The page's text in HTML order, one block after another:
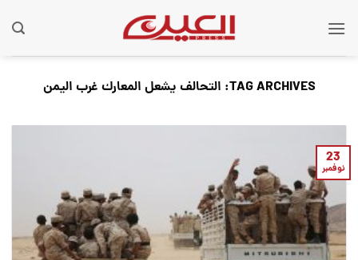
TAG ARCHIVES: التحالف يشعل المعارك غرب اليمن
23
نوفمبر